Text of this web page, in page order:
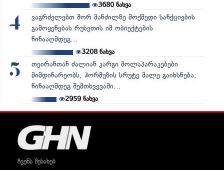
3680ნახვა
4
ვაგრძელებთ შორ მანძილზე მოქმედი სანქციების
გამოყენებას რუსეთის იმ ობიექტების
წინააღმდეგ...
3208ნახვა
5
თეირანთან ძალიან კარგი მოლაპარაკებები
მიმდინარეობს, ჰორმუზის სრუტე მალე გაიხსნება,
წინააღმდეგ შემთხვევაში...
2959ნახვა
ჩვენს შესახებ